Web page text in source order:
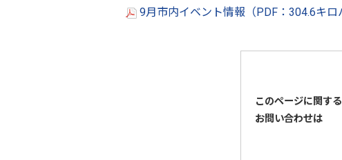
9月市内イベント情報（PDF：304.6キロ
このページに関する
お問い合わせは